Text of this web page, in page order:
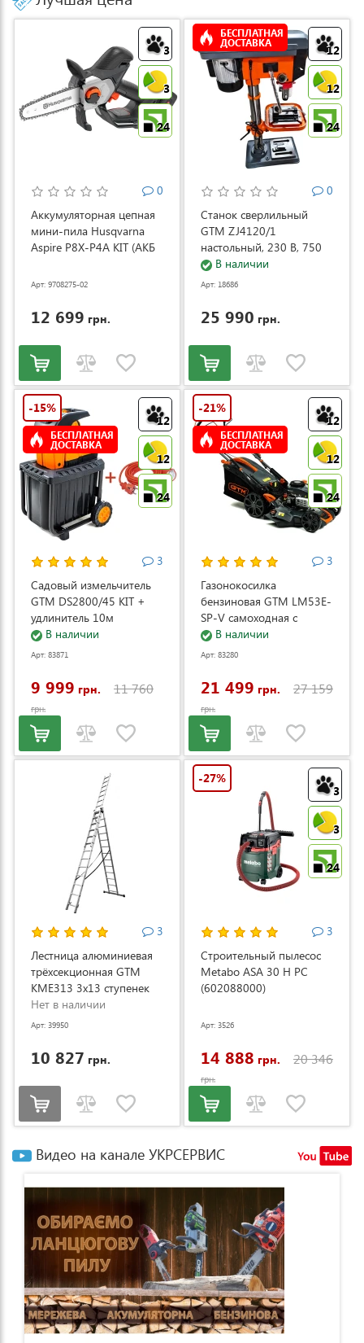
3
3
24
0
Аккумуляторная цепная
мини-пила Husqvarna
Aspire P8X-P4A KIT (АКБ
Арт: 9708275-02
12 699 грн.
12
12
24
БЕСПЛАТНАЯ
ДОСТАВКА
0
Станок сверлильный
GTM ZJ4120/1
настольный, 230 В, 750
Вт (ZJ4120/1)
В наличии
Арт: 18686
25 990 грн.
12
12
24
-15%
БЕСПЛАТНАЯ
ДОСТАВКА
3
Садовый измельчитель
GTM DS2800/45 KIT +
удлинитель 10м
(DS2800/45_KIT+ext.cord)
В наличии
Арт: 83871
9 999 грн. 11 760
грн.
12
12
24
-21%
БЕСПЛАТНАЯ
ДОСТАВКА
3
Газонокосилка
бензиновая GTM LM53E-
SP-V самоходная с
электростартером и
регулировкой скорости
В наличии
Арт: 83280
21 499 грн. 27 159
грн.
3
Лестница алюминиевая
трёхсекционная GTM
KME313 3x13 ступенек
3.53-8.93м (KME313)
Нет в наличии
Арт: 39950
10 827 грн.
3
3
24
-27%
3
Строительный пылесос
Metabo ASA 30 H PC
(602088000)
Арт: 3526
14 888 грн. 20 346
грн.
Видео на канале УКРСЕРВИС